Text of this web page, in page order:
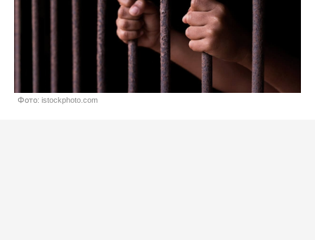
Фото: istockphoto.com